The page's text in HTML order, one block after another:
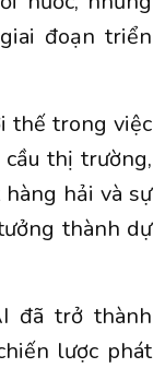
đoạn triển
thế trong việc
thị trường,
hải và sự
thành dự
đã trở thành
lược phát